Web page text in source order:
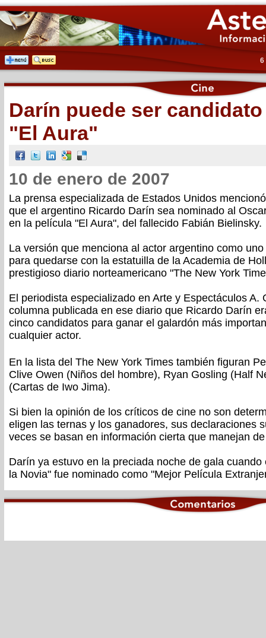
6
Darín puede ser
"El Aura"
10 de enero de 2007
La prensa especializada de Estados Unidos
que el argentino Ricardo Darín sea nominado al
en la película "El Aura", del fallecido Fabián Bielinsky.
La versión que menciona al actor argentino como
para quedarse con la estatuilla de la Academia de
prestigioso diario norteamericano "The New York
El periodista especializado en Arte y Espectáculos A.
columna publicada en ese diario que Ricardo Darín
cinco candidatos para ganar el galardón más
cualquier actor.
En la lista del The New York Times también figuran
Clive Owen (Niños del hombre), Ryan Gosling (Half
(Cartas de Iwo Jima).
Si bien la opinión de los críticos de cine no son
eligen las ternas y los ganadores, sus declaraciones
veces se basan en información cierta que manejan
Darín ya estuvo en la preciada noche de gala
la Novia" fue nominado como "Mejor Película